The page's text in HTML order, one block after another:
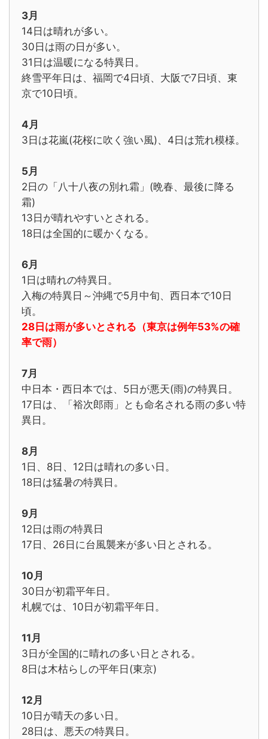
3月
14日は晴れが多い。
30日は雨の日が多い。
31日は温暖になる特異日。
終雪平年日は、福岡で4日頃、大阪で7日頃、東
京で10日頃。
4月
3日は花嵐(花桜に吹く強い風)、4日は荒れ模様。
5月
2日の「八十八夜の別れ霜」(晩春、最後に降る
霜)
13日が晴れやすいとされる。
18日は全国的に暖かくなる。
6月
1日は晴れの特異日。
入梅の特異日～沖縄で5月中旬、西日本で10日
頃。
28日は雨が多いとされる（東京は例年53%の確
率で雨）
7月
中日本・西日本では、5日が悪天(雨)の特異日。
17日は、「裕次郎雨」とも命名される雨の多い特
異日。
8月
1日、8日、12日は晴れの多い日。
18日は猛暑の特異日。
9月
12日は雨の特異日
17日、26日に台風襲来が多い日とされる。
10月
30日が初霜平年日。
札幌では、10日が初霜平年日。
11月
3日が全国的に晴れの多い日とされる。
8日は木枯らしの平年日(東京)
12月
10日が晴天の多い日。
28日は、悪天の特異日。